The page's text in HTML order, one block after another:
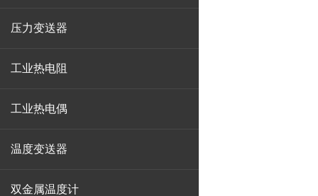
压力变送器
工业热电阻
工业热电偶
温度变送器
双金属温度计